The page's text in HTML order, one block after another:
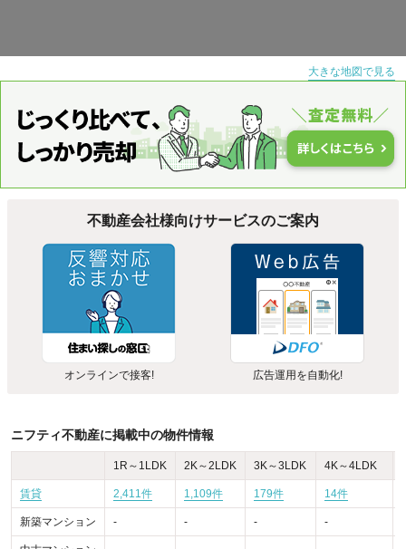
大きな地図で見る
不動産会社様向けサービスのご案内
オンラインで接客! 広告運用を自動化!
ニフティ不動産に掲載中の物件情報
1R～1LDK 2K～2LDK 3K～3LDK 4K～4LDK
賃貸 2,411件 1,109件 179件 14件
新築マンション - - - -